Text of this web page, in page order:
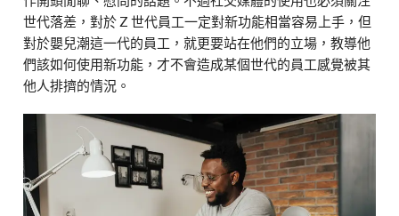
世代落差，對於 Z 世代員工一定對新功能相當容易上手，但
對於嬰兒潮這一代的員工，就更要站在他們的立場，教導他
們該如何使用新功能，才不會造成某個世代的員工感覺被其
他人排擠的情況。